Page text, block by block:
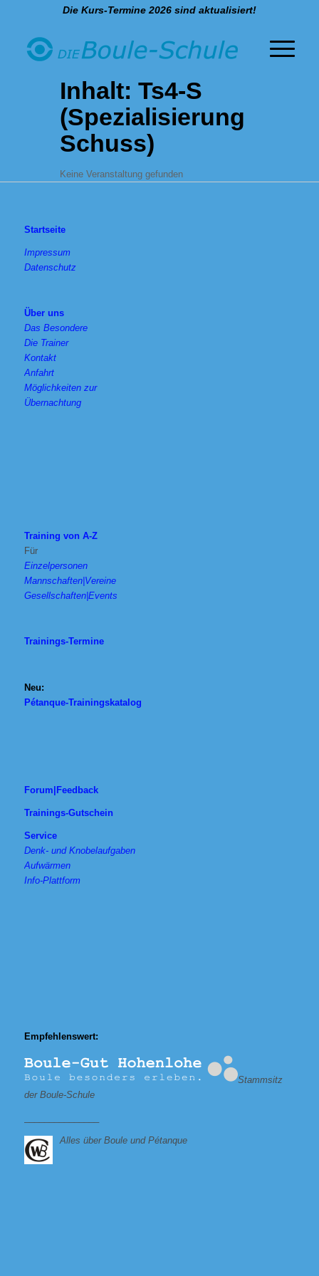
Die Kurs-Termine 2026 sind aktualisiert!
Inhalt: Ts4-S
(Spezialisierung
Schuss)
Keine Veranstaltung gefunden
Startseite
Impressum
Datenschutz
Über uns
Das Besondere
Die Trainer
Kontakt
Anfahrt
Möglichkeiten zur
Übernachtung
Training von A-Z
Für
Einzelpersonen
Mannschaften|Vereine
Gesellschaften|Events
Trainings-Termine
Neu:
Pétanque-Trainingskatalog
Forum|Feedback
Trainings-Gutschein
Service
Denk- und Knobelaufgaben
Aufwärmen
Info-Plattform
Empfehlenswert:
Stammsitz
der Boule-Schule
Alles über Boule und Pétanque